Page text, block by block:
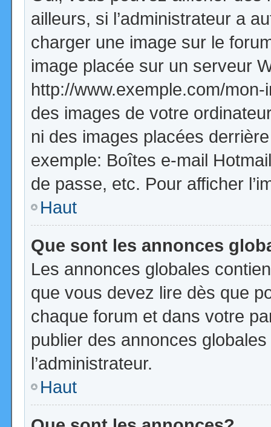
ailleurs, si l’administrateur a
charger une image sur le
image placée sur un serveur
http://www.exemple.com/
des images de votre
ni des images placées
exemple: Boîtes e-mail
de passe, etc. Pour afficher
Haut
Que sont les annonces
Les annonces globales
que vous devez lire dès que
chaque forum et dans votre
publier des annonces
l’administrateur.
Haut